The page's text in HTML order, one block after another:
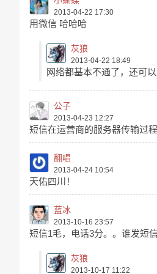
2013-04-22 17:30
用微信 哈哈哈
灰狼
2013-04-22 18:49
网络都基本不通了，还可
公子
2013-04-23 12:27
短信在运营商的服务器传输过
翻唱
2013-04-24 10:54
天佑四川！
蓝冰
2013-10-16 23:57
短信1毛，电话3分。。谁发短
灰狼
2013-10-17 11:22